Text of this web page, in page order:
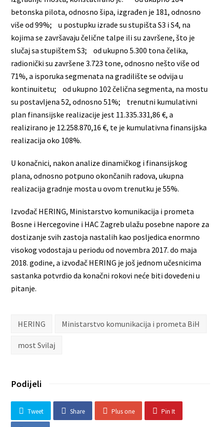
betonska pilota, odnosno šipa, izgrađen je 181, odnosno
više od 99%; u postupku izrade su stupišta S3 i S4, na
kojima se završavaju čelične talpe ili su završene, što je
slučaj sa stupištem S3; od ukupno 5.300 tona čelika,
radionički su završene 3.723 tone, odnosno nešto više od
71%, a isporuka segmenata na gradilište se odvija u
kontinuitetu; od ukupno 102 čelična segmenta, na mostu
su postavljena 52, odnosno 51%; trenutni kumulativni
plan finansijske realizacije jest 11.335.331,86 €, a
realizirano je 12.258.870,16 €, te je kumulativna finansijska
realizacija oko 108%.
U konačnici, nakon analize dinamičkog i finansijskog
plana, odnosno potpuno okončanih radova, ukupna
realizacija gradnje mosta u ovom trenutku je 55%.
Izvođač HERING, Ministarstvo komunikacija i prometa
Bosne i Hercegovine i HAC Zagreb ulažu posebne napore za
dostizanje svih zastoja nastalih kao posljedica enormno
visokog vodostaja u periodu od novembra 2017. do maja
2018. godine, a izvođač HERING je još jednom učesnicima
sastanka potvrdio da konačni rokovi neće biti dovedeni u
pitanje.
HERING Ministarstvo komunikacija i prometa BiH
most Svilaj
Podijeli
Tweet Share Plus one Pin It